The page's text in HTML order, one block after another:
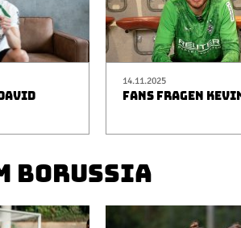
14.11.2025
FANS FRAGEN
BORUSSIA